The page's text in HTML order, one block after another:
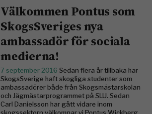
Välkommen Pontus som
SkogsSveriges nya
ambassadör för sociala
medierna!
7 september 2016 Sedan flera år tillbaka har
SkogsSverige haft skogliga studenter som
ambassadörer både från Skogsmästarskolan
och Jägmästarprogrammet på SLU. Sedan
Carl Danielsson har gått vidare inom